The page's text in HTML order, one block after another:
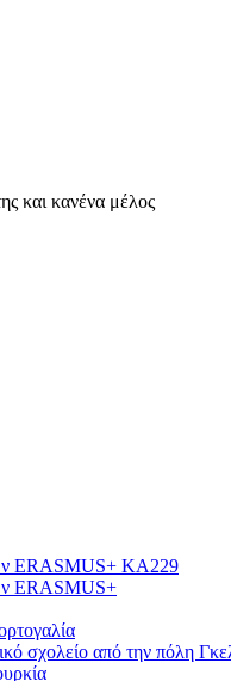
και κανένα μέλος
ERASMUS+ ΚΑ229
ERASMUS+
σχολείο από την πόλη